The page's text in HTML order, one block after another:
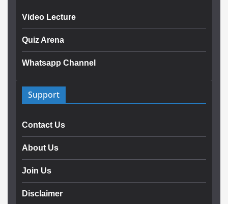
Video Lecture
Quiz Arena
Whatsapp Channel
Support
Contact Us
About Us
Join Us
Disclaimer